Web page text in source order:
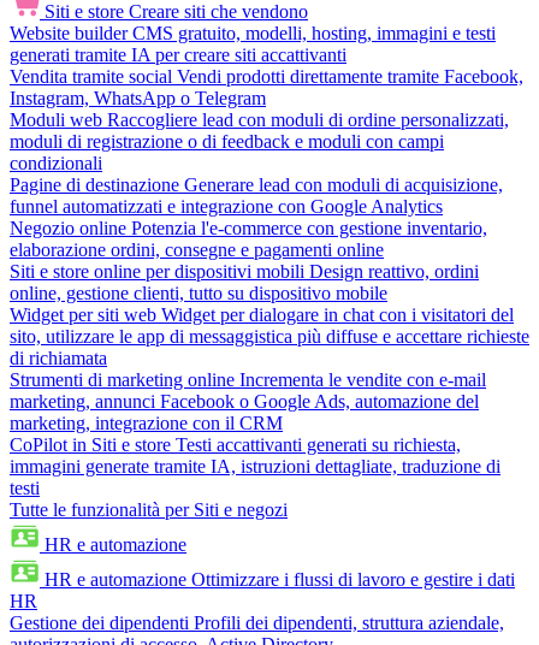
Siti e store Creare siti che vendono
Website builder CMS gratuito, modelli, hosting, immagini e testi
generati tramite IA per creare siti accattivanti
Vendita tramite social Vendi prodotti direttamente tramite Facebook,
Instagram, WhatsApp o Telegram
Moduli web Raccogliere lead con moduli di ordine personalizzati,
moduli di registrazione o di feedback e moduli con campi
condizionali
Pagine di destinazione Generare lead con moduli di acquisizione,
funnel automatizzati e integrazione con Google Analytics
Negozio online Potenzia l'e-commerce con gestione inventario,
elaborazione ordini, consegne e pagamenti online
Siti e store online per dispositivi mobili Design reattivo, ordini
online, gestione clienti, tutto su dispositivo mobile
Widget per siti web Widget per dialogare in chat con i visitatori del
sito, utilizzare le app di messaggistica più diffuse e accettare richieste
di richiamata
Strumenti di marketing online Incrementa le vendite con e-mail
marketing, annunci Facebook o Google Ads, automazione del
marketing, integrazione con il CRM
CoPilot in Siti e store Testi accattivanti generati su richiesta,
immagini generate tramite IA, istruzioni dettagliate, traduzione di
testi
Tutte le funzionalità per Siti e negozi
HR e automazione
HR e automazione Ottimizzare i flussi di lavoro e gestire i dati
HR
Gestione dei dipendenti Profili dei dipendenti, struttura aziendale,